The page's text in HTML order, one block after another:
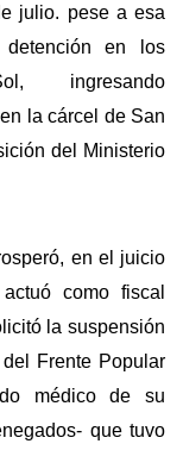
julio. pese a esa
en los
ingresando
la cárcel de San
del Ministerio
en el juicio
como fiscal
la suspensión
Frente Popular
médico de su
que tuvo